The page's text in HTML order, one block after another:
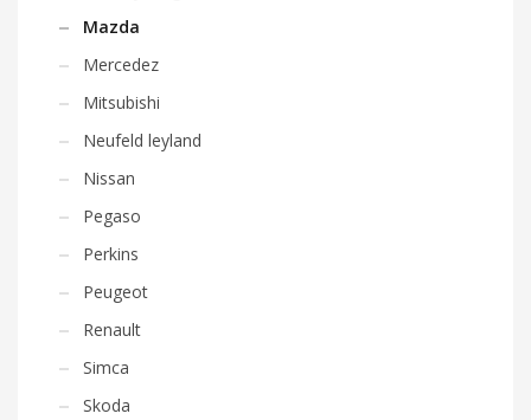
Mazda
Mercedez
Mitsubishi
Neufeld leyland
Nissan
Pegaso
Perkins
Peugeot
Renault
Simca
Skoda